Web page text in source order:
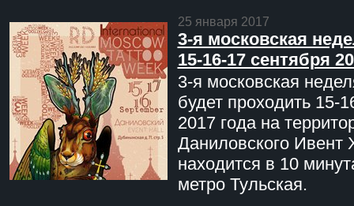
25 января 2017
3-я московская
15-16-17 сентября
3-я московская
будет проходить 15-
2017 года на
Даниловского Ивент
находится в 10
метро Тульская.